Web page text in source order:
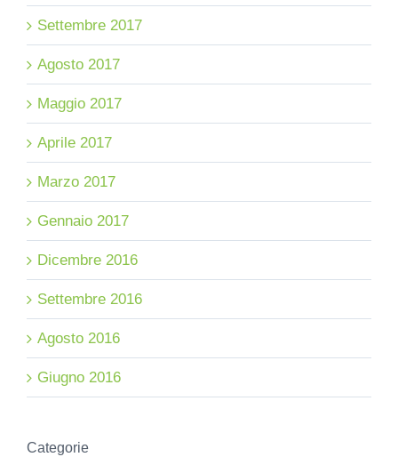
Settembre 2017
Agosto 2017
Maggio 2017
Aprile 2017
Marzo 2017
Gennaio 2017
Dicembre 2016
Settembre 2016
Agosto 2016
Giugno 2016
Categorie